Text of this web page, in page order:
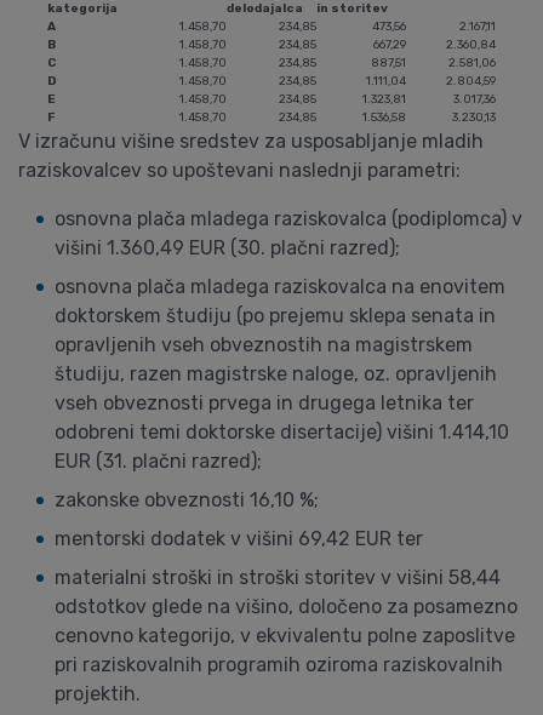
kategorija
delodajalca
in storitev
A 1.458,70 234,85 473,56
2.167,11
B
1.458,70 234,85 667,29
2.360,84
C
1.458,70 234,85 887,51
2.581,06
D
1.458,70 234,85 1.111,04
2.804,59
E
1.458,70 234,85 1.323,81
3.017,36
F
1.458,70 234,85 1.536,58 3.230,13
V izračunu višine sredstev za usposabljanje mladih
raziskovalcev so upoštevani naslednji parametri:
osnovna plača mladega raziskovalca (podiplomca) v
višini 1.360,49 EUR (30. plačni razred);
osnovna plača mladega raziskovalca na enovitem
doktorskem študiju (po prejemu sklepa senata in
opravljenih vseh obveznostih na magistrskem
študiju, razen magistrske naloge, oz. opravljenih
vseh obveznosti prvega in drugega letnika ter
odobreni temi doktorske disertacije) višini 1.414,10
EUR (31. plačni razred);
zakonske obveznosti 16,10 %;
mentorski dodatek v višini 69,42 EUR ter
materialni stroški in stroški storitev v višini 58,44
odstotkov glede na višino, določeno za posamezno
cenovno kategorijo, v ekvivalentu polne zaposlitve
pri raziskovalnih programih oziroma raziskovalnih
projektih.